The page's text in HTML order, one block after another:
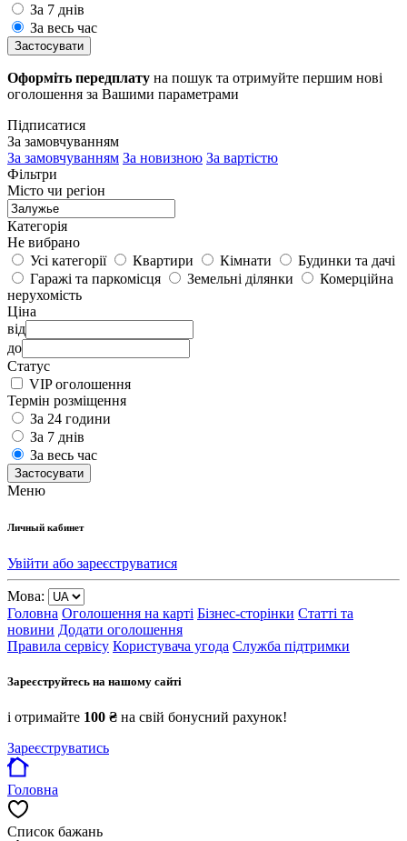
За 7 днів
За весь час
Застосувати
Оформіть передплату на пошук та отримуйте першим нові
оголошення за Вашими параметрами
Підписатися
За замовчуванням
За замовчуванням За новизною За вартістю
Фільтри
Місто чи регіон
Категорія
Не вибрано
Усі категорії
Квартири Кімнати
Будинки та дачі
Гаражі та паркомісця
Земельні ділянки
Комерційна
нерухомість
Ціна
від
до
Статус
VIP оголошення
Термін розміщення
За 24 години
За 7 днів
За весь час
Застосувати
Меню
Личный кабинет
Увійти або зареєструватися
Мова:
Головна Оголошення на карті Бізнес-сторінки Статті та
новини Додати оголошення
Правила сервісу Користувача угода Служба підтримки
Зареєструйтесь на нашому сайті
і отримайте 100 ₴ на свій бонусний рахунок!
Зареєструватись
Головна
Список бажань